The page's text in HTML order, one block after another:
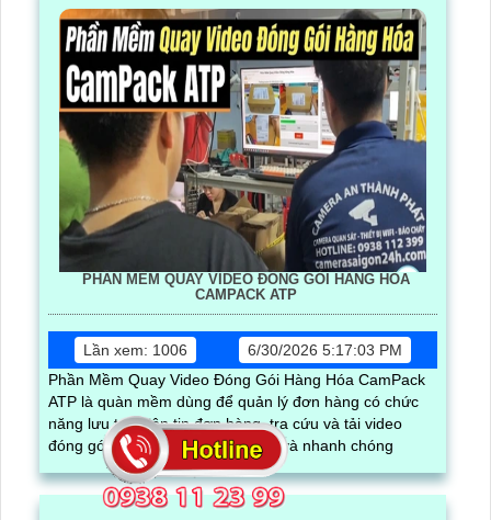
PHẦN MỀM QUAY VIDEO ĐÓNG GÓI HÀNG HÓA
CAMPACK ATP
Lần xem: 1006
6/30/2026 5:17:03 PM
Phần Mềm Quay Video Đóng Gói Hàng Hóa CamPack
ATP là quàn mềm dùng để quản lý đơn hàng có chức
năng lưu trữ thôn tin đơn hàng, tra cứu và tải video
đóng gói của từng đơn chính xác và nhanh chóng